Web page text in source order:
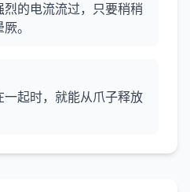
的电流流过，只要稍稍
。
一起时，就能从爪子释放